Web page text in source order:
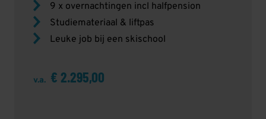
9 x overnachtingen incl halfpension
Studiemateriaal & liftpas
Leuke job bij een skischool
v.a. € 2.295,00